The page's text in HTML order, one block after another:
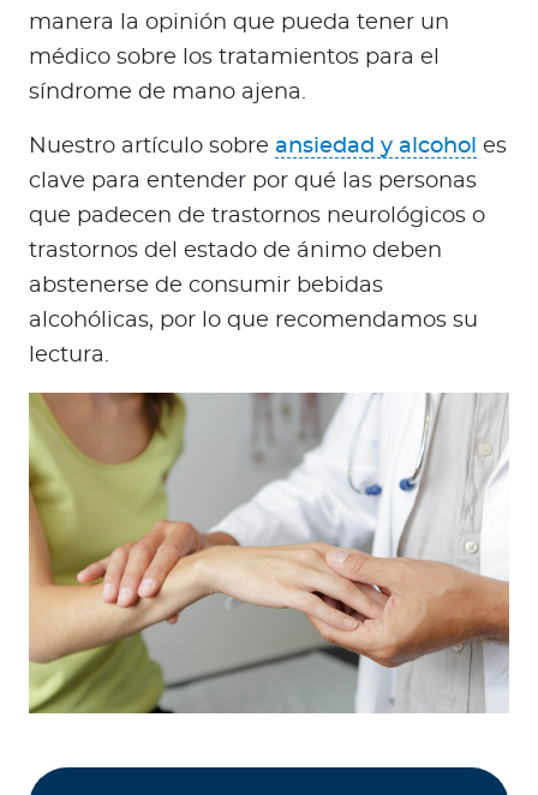
manera la opinión que pueda tener un
médico sobre los tratamientos para el
síndrome de mano ajena.
Nuestro artículo sobre ansiedad y alcohol es
clave para entender por qué las personas
que padecen de trastornos neurológicos o
trastornos del estado de ánimo deben
abstenerse de consumir bebidas
alcohólicas, por lo que recomendamos su
lectura.